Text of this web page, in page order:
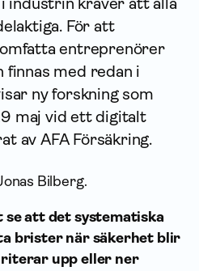
För att
entreprenörer
med redan i
ny forskning som
maj vid ett digitalt
av AFA För­säkring.
Bilberg.
se att det systematiska
brister när säkerhet blir
upp eller ner